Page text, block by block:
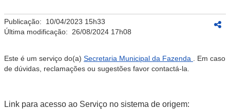
Publicação: 10/04/2023 15h33
Última modificação: 26/08/2024 17h08
Este é um serviço do(a) Secretaria Municipal da Fazenda
. Em caso
de dúvidas, reclamações ou sugestões favor contactá-la.
Link para acesso ao Serviço no sistema de origem: